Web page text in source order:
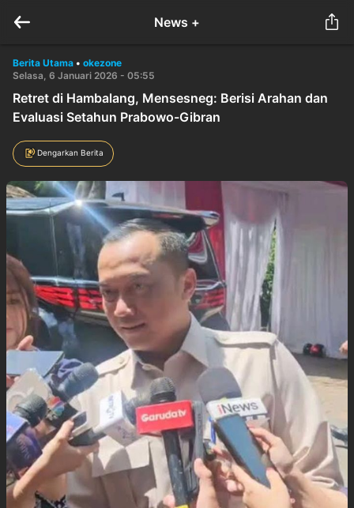
News +
Berita Utama • okezone
Selasa, 6 Januari 2026 - 05:55
Retret di Hambalang, Mensesneg: Berisi Arahan dan
Evaluasi Setahun Prabowo-Gibran
Dengarkan Berita